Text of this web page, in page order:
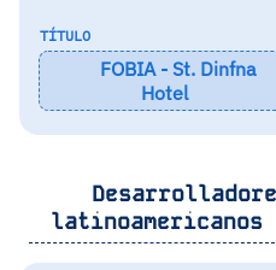
TÍTULO
FOBIA - St. Dinfna
Hotel